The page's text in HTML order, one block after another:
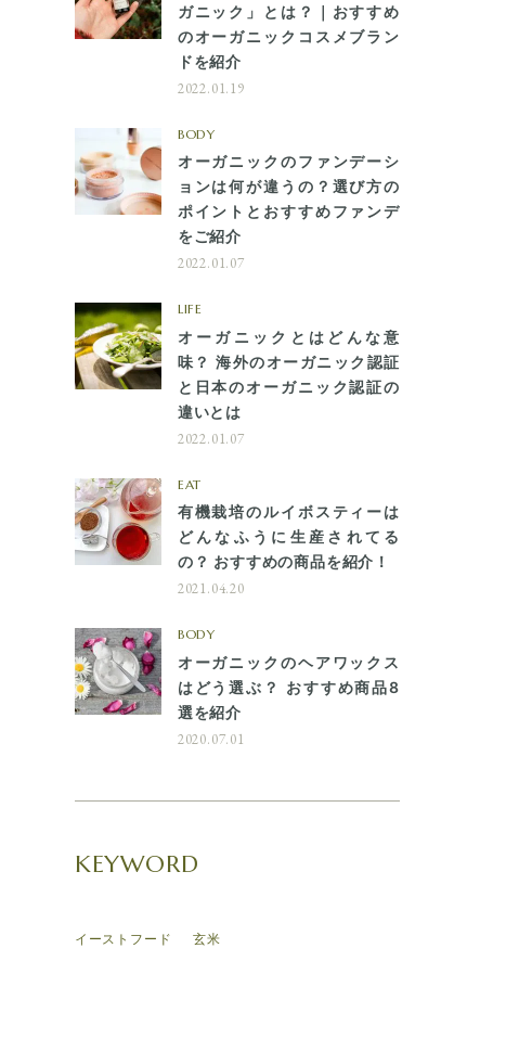
ガニック」とは？｜おすすめ
のオーガニックコスメブラン
ドを紹介
2022.01.19
BODY
オーガニックのファンデーシ
ョンは何が違うの？選び方の
ポイントとおすすめファンデ
をご紹介
2022.01.07
LIFE
オーガニックとはどんな意
味？ 海外のオーガニック認証
と日本のオーガニック認証の
違いとは
2022.01.07
EAT
有機栽培のルイボスティーは
どんなふうに生産されてる
の？ おすすめの商品を紹介！
2021.04.20
BODY
オーガニックのヘアワックス
はどう選ぶ？ おすすめ商品8
選を紹介
2020.07.01
KEYWORD
イーストフード 玄米